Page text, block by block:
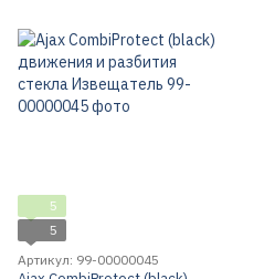
5
5
Артикул: 99-00000045